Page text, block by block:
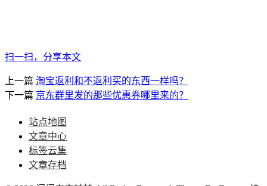
扫一扫，分享本文
上一篇 淘宝返利和不返利买的东西一样吗？
下一篇 京东群里发的那些优惠券哪里来的？
站点地图
文章中心
标签云集
文章存档